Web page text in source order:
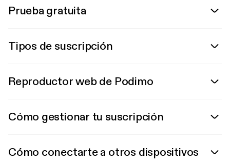
Prueba gratuita
Tipos de suscripción
Reproductor web de Podimo
Cómo gestionar tu suscripción
Cómo conectarte a otros dispositivos